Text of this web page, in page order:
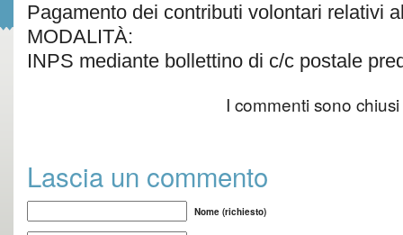
Pagamento dei contributi volontari relativi
MODALITÀ:
INPS mediante bollettino di c/c postale
I commenti sono chiusi
Lascia un commento
Nome (richiesto)